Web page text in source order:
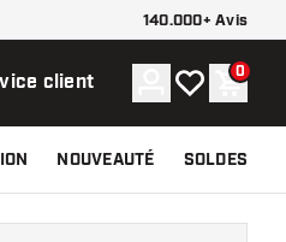
140.000+ Avis
client Compte
Ma liste de
Panier
0
NOUVEAUTÉ SOLDES